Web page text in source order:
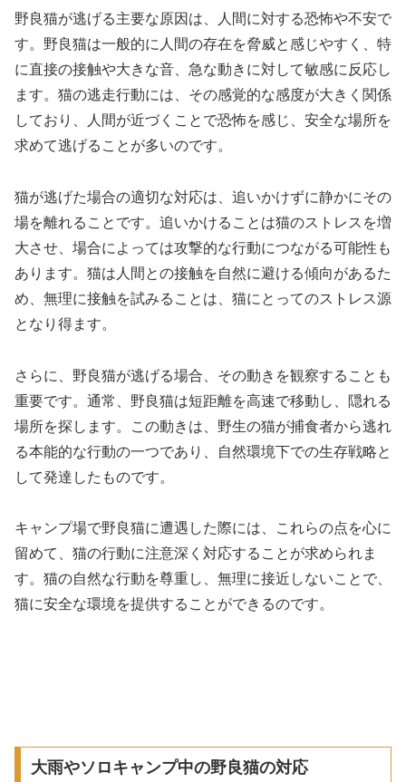
野良猫が逃げる主要な原因は、人間に対する恐怖や不安で
す。野良猫は一般的に人間の存在を脅威と感じやすく、特
に直接の接触や大きな音、急な動きに対して敏感に反応し
ます。猫の逃走行動には、その感覚的な感度が大きく関係
しており、人間が近づくことで恐怖を感じ、安全な場所を
求めて逃げることが多いのです。
猫が逃げた場合の適切な対応は、追いかけずに静かにその
場を離れることです。追いかけることは猫のストレスを増
大させ、場合によっては攻撃的な行動につながる可能性も
あります。猫は人間との接触を自然に避ける傾向があるた
め、無理に接触を試みることは、猫にとってのストレス源
となり得ます。
さらに、野良猫が逃げる場合、その動きを観察することも
重要です。通常、野良猫は短距離を高速で移動し、隠れる
場所を探します。この動きは、野生の猫が捕食者から逃れ
る本能的な行動の一つであり、自然環境下での生存戦略と
して発達したものです。
キャンプ場で野良猫に遭遇した際には、これらの点を心に
留めて、猫の行動に注意深く対応することが求められま
す。猫の自然な行動を尊重し、無理に接近しないことで、
猫に安全な環境を提供することができるのです。
大雨やソロキャンプ中の野良猫の対応